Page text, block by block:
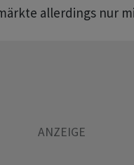
allerdings nur